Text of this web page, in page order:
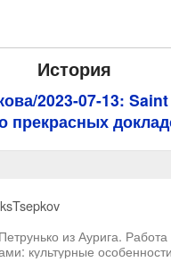
История
2023-07-13:
прекрасных
из Аурига. Работа
культурные особенности